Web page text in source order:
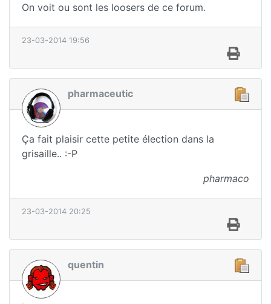
On voit ou sont les loosers de ce forum.
23-03-2014 19:56
pharmaceutic
Ça fait plaisir cette petite élection dans la
grisaille.. :-P
pharmaco
23-03-2014 20:25
quentin